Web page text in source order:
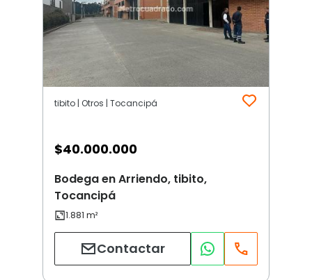
tibito | Otros | Tocancipá
$40.000.000
Bodega en Arriendo, tibito,
Tocancipá
Contactar